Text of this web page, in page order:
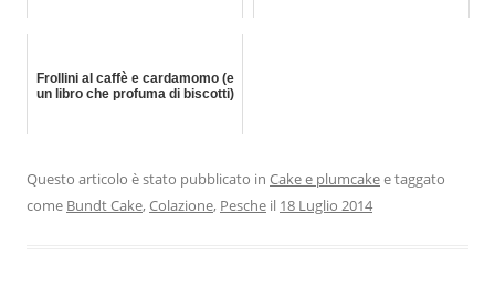
Frollini al caffè e cardamomo (e
un libro che profuma di biscotti)
Questo articolo è stato pubblicato in Cake e plumcakee taggato
come Bundt Cake,Colazione, Pesche il 18 Luglio 2014